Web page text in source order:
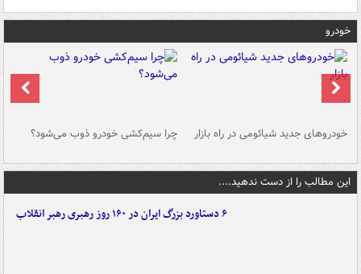
خودرو
خودروهای جدید شیائومی در راه بازار چرا سیم‌کشی خودرو ذوب می‌شود؟
این مطالب را از دست ندهید....
۶ دستاورد بزرگ ایران در ۱۶۰ روز رهبری رهبر انقلاب